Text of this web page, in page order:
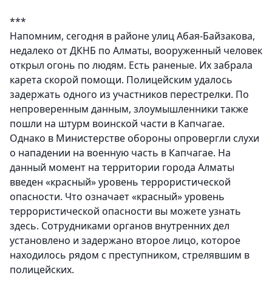
***
Напомним, сегодня в районе улиц Абая-Байзакова,
недалеко от ДКНБ по Алматы, вооруженный человек
открыл огонь по людям. Есть раненые. Их забрала
карета скорой помощи. Полицейским удалось
задержать одного из участников перестрелки. По
непроверенным данным, злоумышленники также
пошли на штурм воинской части в Капчагае.
Однако в Министерстве обороны опровергли слухи
о нападении на военную часть в Капчагае. На
данный момент на территории города Алматы
введен «красный» уровень террористической
опасности. Что означает «красный» уровень
террористической опасности вы можете узнать
здесь. Сотрудниками органов внутренних дел
установлено и задержано второе лицо, которое
находилось рядом с преступником, стрелявшим в
полицейских.